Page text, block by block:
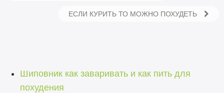
ЕСЛИ КУРИТЬ ТО МОЖНО ПОХУДЕТЬ
Шиповник как заваривать и как пить для
похудения